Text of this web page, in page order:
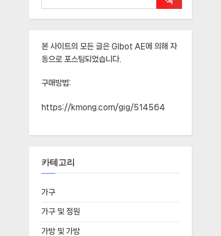
본 사이트의 모든 글은 Glbot AE에 의해 자
동으로 포스팅되었습니다.
구매방법:
https://kmong.com/gig/514564
카테고리
가구
가구 및 정원
가방 및 가방